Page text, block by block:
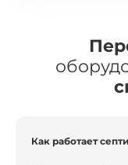
Как работает